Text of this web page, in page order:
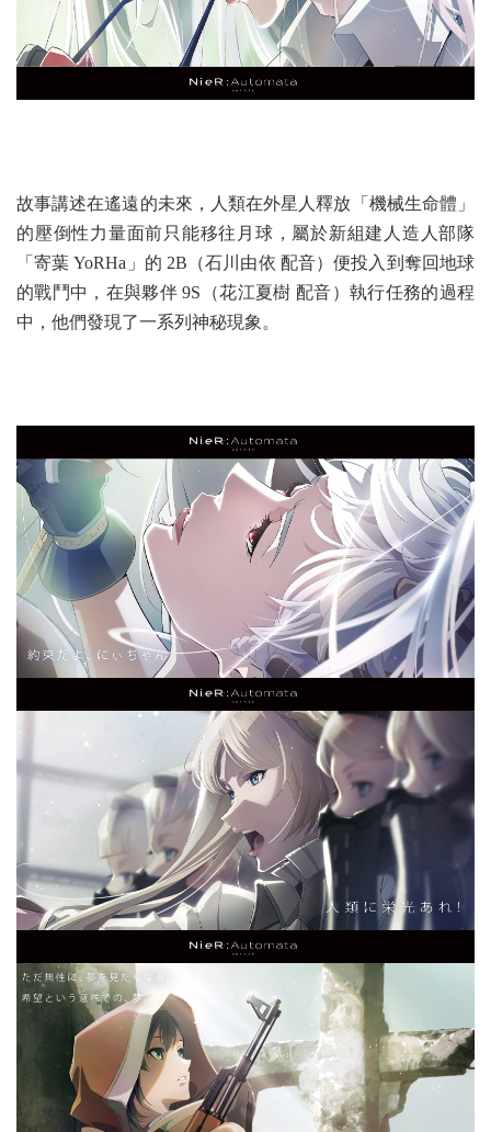
故事講述在遙遠的未來，人類在外星人釋放「機械生命體」
的壓倒性力量面前只能移往月球，屬於新組建人造人部隊
「寄葉 YoRHa」的 2B（石川由依 配音）便投入到奪回地球
的戰鬥中，在與夥伴 9S（花江夏樹 配音）執行任務的過程
中，他們發現了一系列神秘現象。